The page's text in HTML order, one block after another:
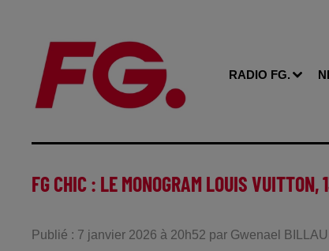
RADIO FG.
FG CHIC : LE MONOGRAM LOUIS
Publié : 7 janvier 2026 à 20h52 par Gwenael